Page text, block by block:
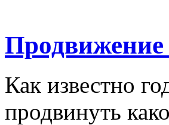
Продвижение
Как известно
продвинуть